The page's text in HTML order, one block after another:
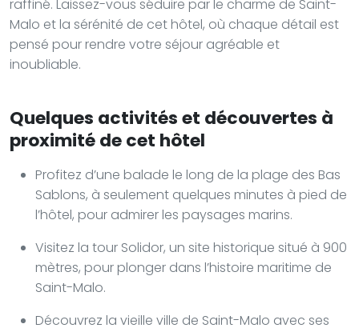
raffiné. Laissez-vous séduire par le charme de Saint-
Malo et la sérénité de cet hôtel, où chaque détail est
pensé pour rendre votre séjour agréable et
inoubliable.
Quelques activités et découvertes à
proximité de cet hôtel
Profitez d’une balade le long de la plage des Bas
Sablons, à seulement quelques minutes à pied de
l’hôtel, pour admirer les paysages marins.
Visitez la tour Solidor, un site historique situé à 900
mètres, pour plonger dans l’histoire maritime de
Saint-Malo.
Découvrez la vieille ville de Saint-Malo avec ses